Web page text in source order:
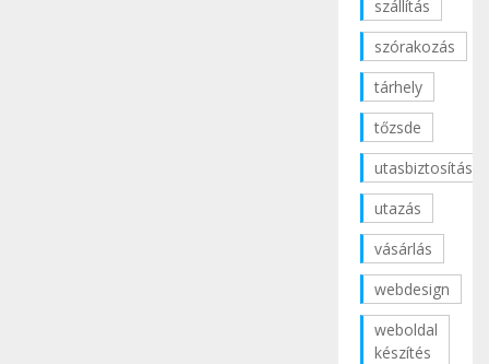
szállítás
szórakozás
tárhely
tőzsde
utasbiztosítás
utazás
vásárlás
webdesign
weboldal
készítés